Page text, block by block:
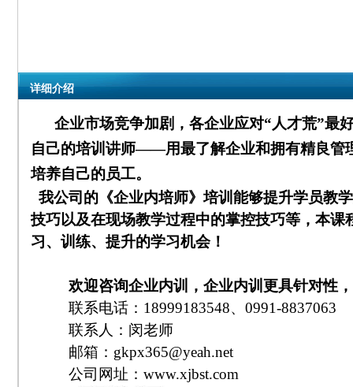
详细介绍
企业市场竞争加剧，各企业应对“人才荒”最
自己的培训讲师——用最了解企业和拥有精良管
培养自己的员工。
我公司的《企业内培师》培训能够提升学员教
技巧以及在现场教学过程中的掌控技巧等，本课
习、训练、提升的学习机会！
欢迎咨询企业内训，企业内训更具针对性
联系电话：18999183548、0991-8837063
联系人：闵老师
邮箱：gkpx365@yeah.net
公司网址：www.xjbst.com